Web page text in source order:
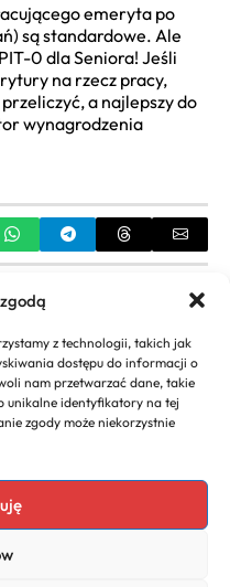
z technologii, takich jak
dostępu do informacji o
nam przetwarzać dane, takie
unikalne identyfikatory na tej
zgody może niekorzystnie
emeryta po
są standardowe. Ale
0 dla Seniora! Jeśli
na rzecz pracy,
a najlepszy do
wynagrodzenia
Odzieżową:
Sukcesu w Modzie
NEXT
jak sprawdzić |
firmy w Polsce